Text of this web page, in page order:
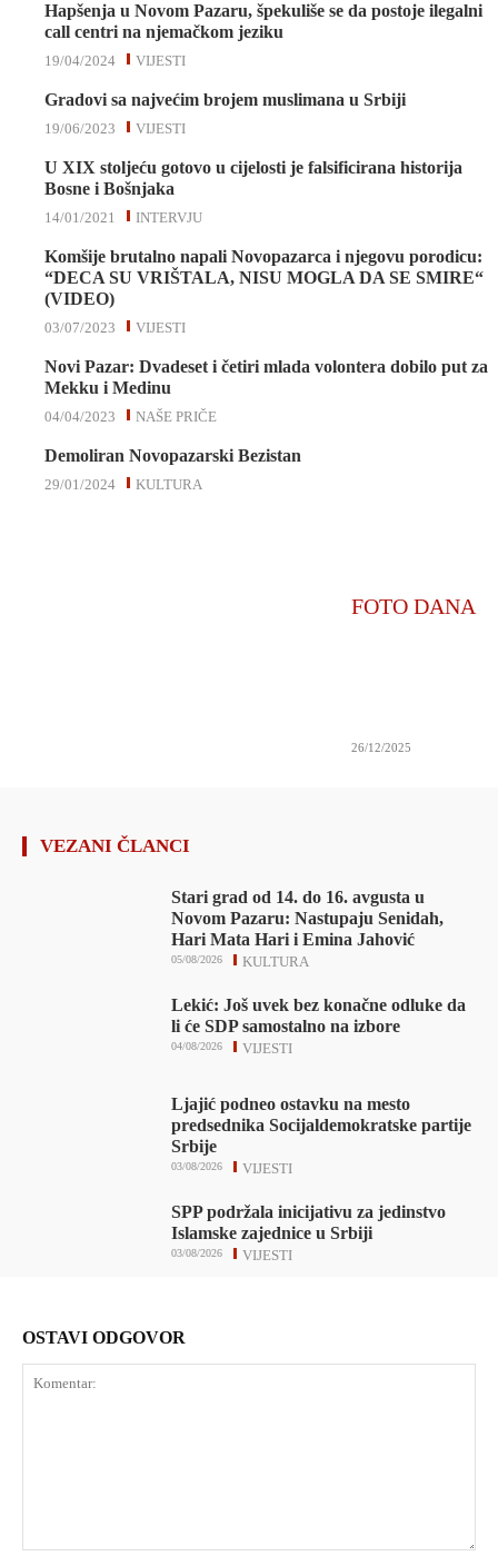
Hapšenja u Novom Pazaru, špekuliše se da postoje ilegalni
call centri na njemačkom jeziku
VIJESTI
19/04/2024
Gradovi sa najvećim brojem muslimana u Srbiji
VIJESTI
19/06/2023
U XIX stoljeću gotovo u cijelosti je falsificirana historija
Bosne i Bošnjaka
INTERVJU
14/01/2021
Komšije brutalno napali Novopazarca i njegovu porodicu:
“DECA SU VRIŠTALA, NISU MOGLA DA SE SMIRE“
(VIDEO)
VIJESTI
03/07/2023
Novi Pazar: Dvadeset i četiri mlada volontera dobilo put za
Mekku i Medinu
NAŠE PRIČE
04/04/2023
Demoliran Novopazarski Bezistan
KULTURA
29/01/2024
FOTO DANA
26/12/2025
VEZANI ČLANCI
Stari grad od 14. do 16. avgusta u
Novom Pazaru: Nastupaju Senidah,
Hari Mata Hari i Emina Jahović
KULTURA
05/08/2026
Lekić: Još uvek bez konačne odluke da
li će SDP samostalno na izbore
VIJESTI
04/08/2026
Ljajić podneo ostavku na mesto
predsednika Socijaldemokratske partije
Srbije
VIJESTI
03/08/2026
SPP podržala inicijativu za jedinstvo
Islamske zajednice u Srbiji
VIJESTI
03/08/2026
OSTAVI ODGOVOR